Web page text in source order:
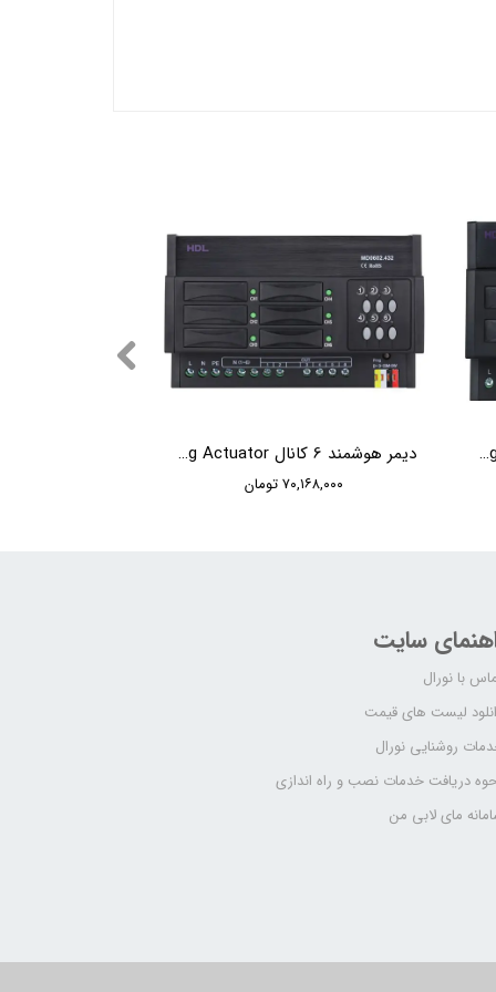
دیمر هوشمند 6 کانال HDL 6CH 2A Leading Edge Dimming Actuator
۷۰,۱۶۸,۰۰۰ تومان
دیمر هوشمند 2 کانال HDL 2CH 6A Leading Edge Dimming Actuator
سایت
با نورال
لیست های قیمت
روشنایی نورال
دریافت خدمات نصب و راه اندازی
مای لابی من